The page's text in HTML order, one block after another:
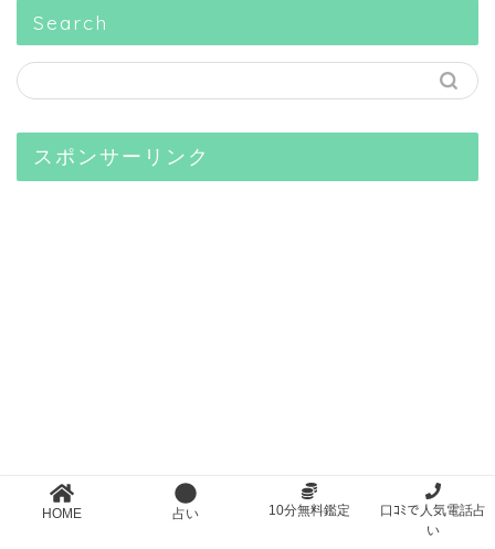
Search
スポンサーリンク
HOME 占い 10分無料鑑定
口ｺﾐで人気電話占
い